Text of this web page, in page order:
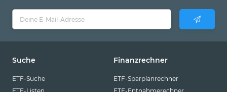
Suche
ETF-Suche
Finanzrechner
ETF-Sparplanrechner